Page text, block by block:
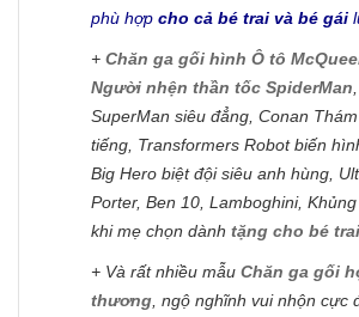
phù hợp cho cả bé trai và bé gái
+ Chăn ga gối hình Ô tô
Người nhện thần tốc SpiderMan
SuperMan siêu đẳng, Conan
tiếng, Transformers Robot biến
Big Hero biệt đội siêu anh hùng,
Porter, Ben 10, Lamboghini,
khi mẹ chọn dành tặng cho bé trai
+ Và rất nhiều mẫu Chăn ga gối
thương , ngộ nghĩnh vui nhộn cực